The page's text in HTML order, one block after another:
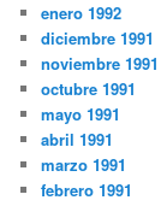
enero 1992
diciembre 1991
noviembre 1991
octubre 1991
mayo 1991
abril 1991
marzo 1991
febrero 1991